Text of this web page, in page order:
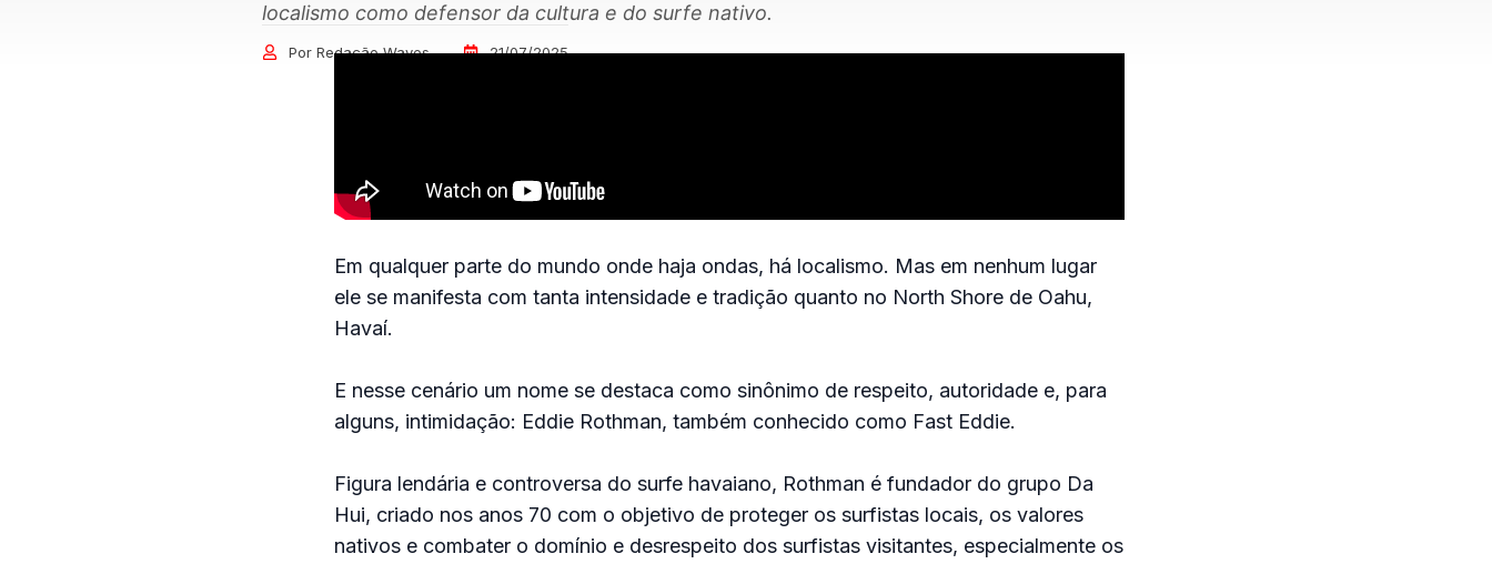
localismo como defensor da cultura e do surfe nativo.
Por Redação Waves 21/07/2025
Em qualquer parte do mundo onde haja ondas, há localismo. Mas em nenhum lugar
ele se manifesta com tanta intensidade e tradição quanto no North Shore de Oahu,
Havaí.
E nesse cenário um nome se destaca como sinônimo de respeito, autoridade e, para
alguns, intimidação: Eddie Rothman, também conhecido como Fast Eddie.
Figura lendária e controversa do surfe havaiano, Rothman é fundador do grupo Da
Hui, criado nos anos 70 com o objetivo de proteger os surfistas locais, os valores
nativos e combater o domínio e desrespeito dos surfistas visitantes, especialmente os